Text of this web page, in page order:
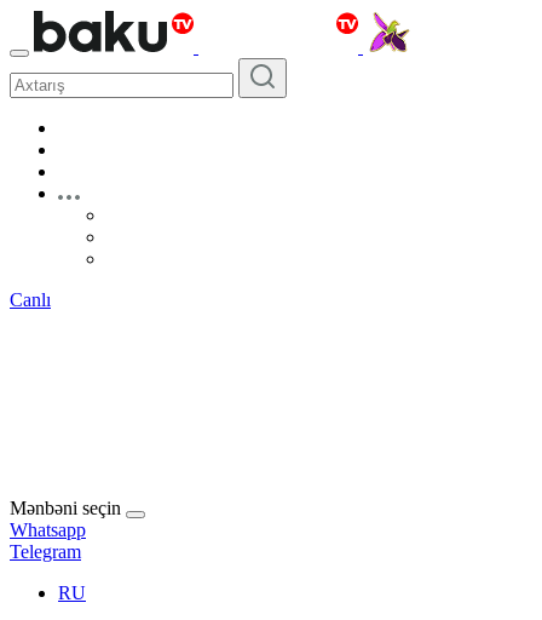
Canlı
Mənbəni seçin
Whatsapp
Telegram
RU